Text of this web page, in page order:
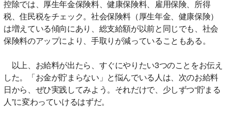
控除では、厚生年金保険料、健康保険料、雇用保険、所得
税、住民税をチェック。社会保険料（厚生年金、健康保険）
は増えている傾向にあり、総支給額が以前と同じでも、社会
保険料のアップにより、手取りが減っていることもある。
以上、お給料が出たら、すぐにやりたい3つのことをお伝え
した。「お金が貯まらない」と悩んでいる人は、次のお給料
日から、ぜひ実践してみよう。それだけで、少しずつ“貯まる
人”に変わっていけるはずだ。